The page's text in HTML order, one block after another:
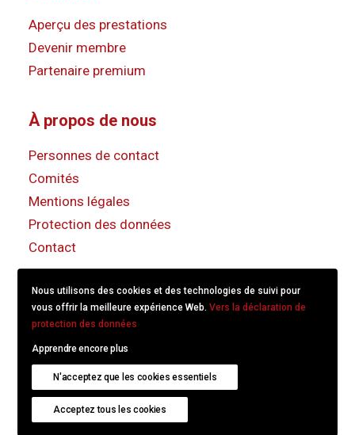
Aperçu des prestations
Devenir membre
Partenaire premium
À propos de nous
Personnes de contact
Comités
Mentions légales
Protection des données
Contact
© 2022KS/CS Communication Suisse.Created with
hitschdesign.
Nous utilisons des cookies et des technologies de suivi pour
vous offrir la meilleure expérience Web.Vers la déclaration de
protection des données
Apprendre encore plus
N'acceptez que les cookies essentiels
Acceptez tous les cookies